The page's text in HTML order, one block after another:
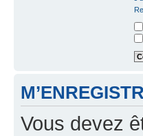
Vous devez